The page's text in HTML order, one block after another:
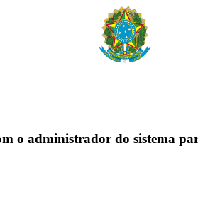
o administrador do sistema